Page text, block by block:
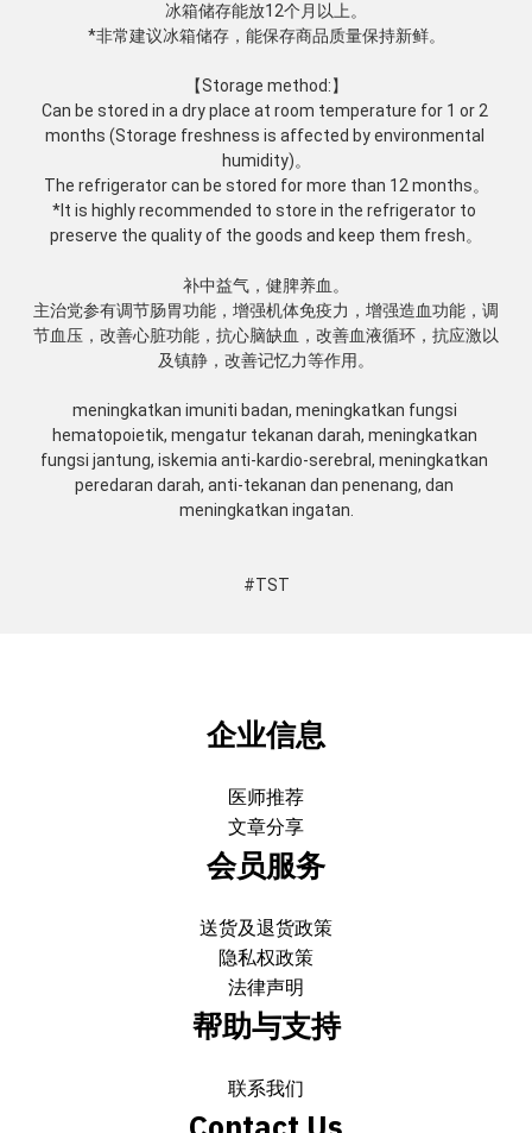
冰箱储存能放12个月以上。
*非常建议冰箱储存，能保存商品质量保持新鲜。
【Storage method:】
Can be stored in a dry place at room temperature for 1 or 2
months (Storage freshness is affected by environmental
humidity)。
The refrigerator can be stored for more than 12 months。
*It is highly recommended to store in the refrigerator to
preserve the quality of the goods and keep them fresh。
补中益气，健脾养血。
主治党参有调节肠胃功能，增强机体免疫力，增强造血功能，调
节血压，改善心脏功能，抗心脑缺血，改善血液循环，抗应激以
及镇静，改善记忆力等作用。
meningkatkan imuniti badan, meningkatkan fungsi
hematopoietik, mengatur tekanan darah, meningkatkan
fungsi jantung, iskemia anti-kardio-serebral, meningkatkan
peredaran darah, anti-tekanan dan penenang, dan
meningkatkan ingatan.
#TST
企业信息
医师推荐
文章分享
会员服务
送货及退货政策
隐私权政策
法律声明
帮助与支持
联系我们